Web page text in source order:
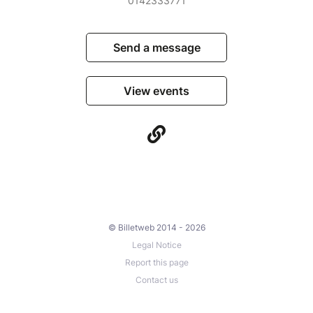
Send a message
View events
© Billetweb 2014 - 2026
Legal Notice
Report this page
Contact us